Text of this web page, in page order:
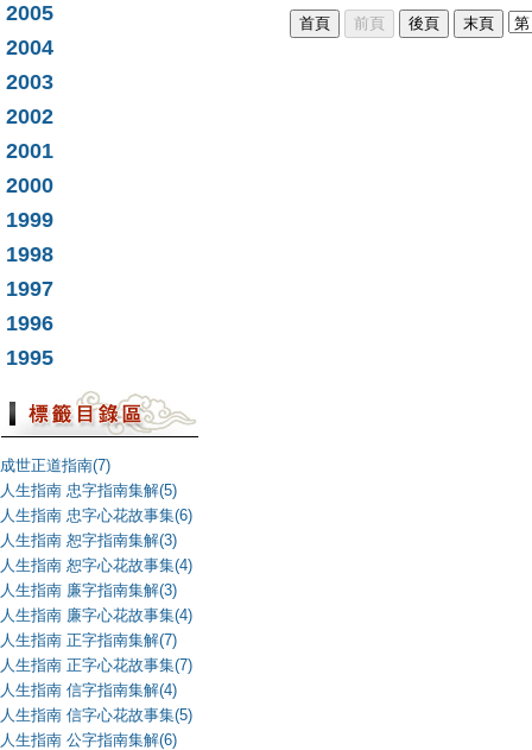
2005
2004
2003
2002
2001
2000
1999
1998
1997
1996
1995
成世正道指南(7)
人生指南 忠字指南集解(5)
人生指南 忠字心花故事集(6)
人生指南 恕字指南集解(3)
人生指南 恕字心花故事集(4)
人生指南 廉字指南集解(3)
人生指南 廉字心花故事集(4)
人生指南 正字指南集解(7)
人生指南 正字心花故事集(7)
人生指南 信字指南集解(4)
人生指南 信字心花故事集(5)
人生指南 公字指南集解(6)